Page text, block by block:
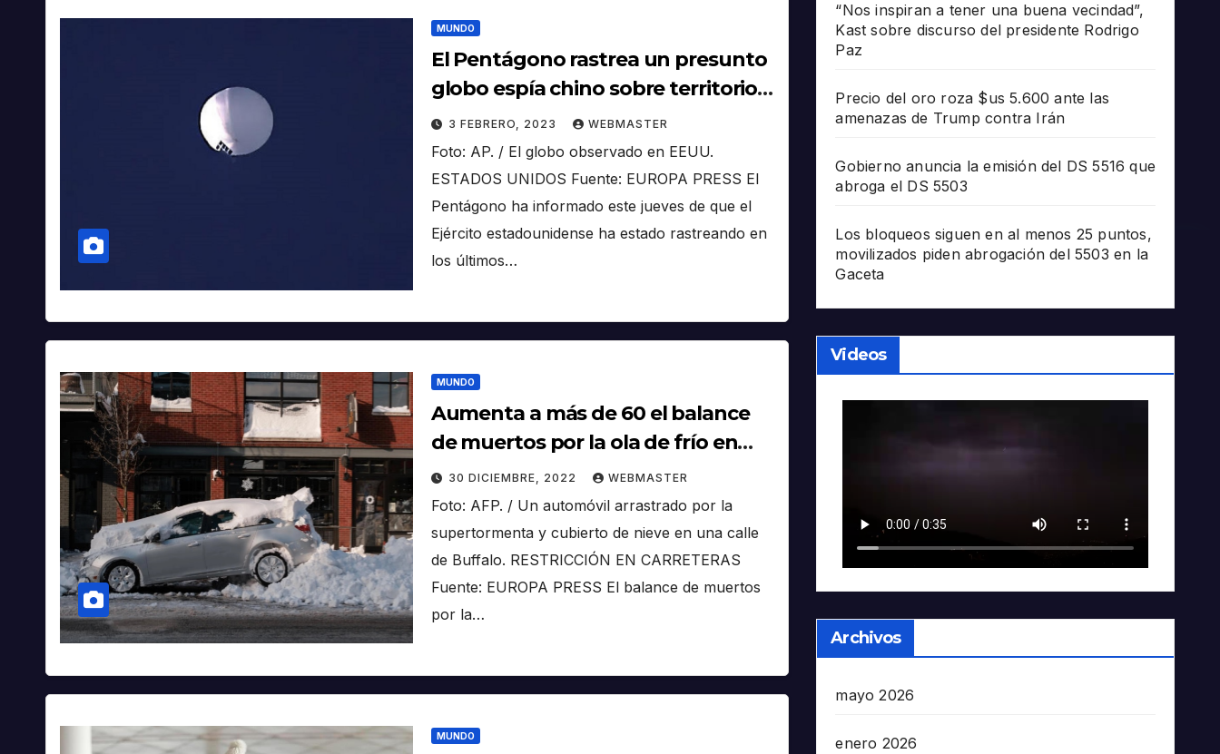
MUNDO
El Pentágono rastrea un presunto
globo espía chino sobre territorio
continental estadounidense
3 FEBRERO, 2023 WEBMASTER
Foto: AP. / El globo observado en EEUU.
ESTADOS UNIDOS Fuente: EUROPA PRESS El
Pentágono ha informado este jueves de que el
Ejército estadounidense ha estado rastreando en
los últimos…
MUNDO
Aumenta a más de 60 el balance
de muertos por la ola de frío en
Estados Unidos
30 DICIEMBRE, 2022 WEBMASTER
Foto: AFP. / Un automóvil arrastrado por la
supertormenta y cubierto de nieve en una calle
de Buffalo. RESTRICCIÓN EN CARRETERAS
Fuente: EUROPA PRESS El balance de muertos
por la…
MUNDO
“Nos inspiran a tener una buena vecindad”,
Kast sobre discurso del presidente Rodrigo
Paz
Precio del oro roza $us 5.600 ante las
amenazas de Trump contra Irán
Gobierno anuncia la emisión del DS 5516 que
abroga el DS 5503
Los bloqueos siguen en al menos 25 puntos,
movilizados piden abrogación del 5503 en la
Gaceta
Videos
Archivos
mayo 2026
enero 2026